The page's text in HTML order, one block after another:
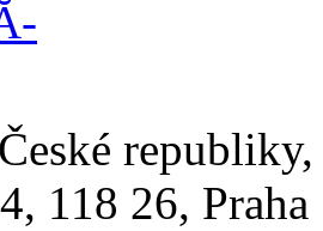
118 26,